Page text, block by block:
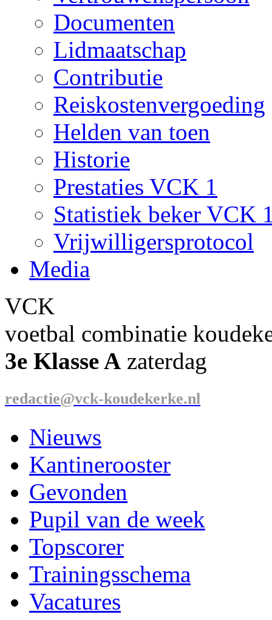
Documenten
Lidmaatschap
Contributie
Reiskostenvergoeding
Helden van toen
Historie
Prestaties VCK 1
Statistiek beker VCK
Vrijwilligersprotocol
Media
VCK
voetbal combinatie
3e Klasse A zaterdag
redactie@vck-koudekerke.nl
Nieuws
Kantinerooster
Gevonden
Pupil van de week
Topscorer
Trainingsschema
Vacatures